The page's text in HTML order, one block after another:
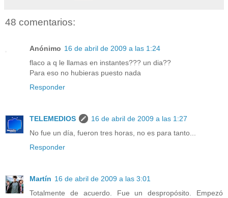
48 comentarios:
Anónimo 16 de abril de 2009 a las 1:24
flaco a q le llamas en instantes??? un dia??
Para eso no hubieras puesto nada
Responder
TELEMEDIOS
16 de abril de 2009 a las 1:27
No fue un día, fueron tres horas, no es para tanto...
Responder
Martín 16 de abril de 2009 a las 3:01
Totalmente de acuerdo. Fue un despropósito. Empezó